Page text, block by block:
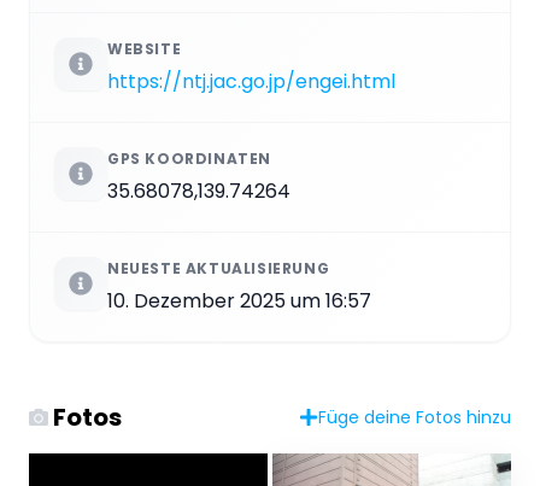
WEBSITE
https://ntj.jac.go.jp/engei.html
GPS KOORDINATEN
35.68078,139.74264
NEUESTE AKTUALISIERUNG
10. Dezember 2025 um 16:57
Fotos Füge deine Fotos hinzu